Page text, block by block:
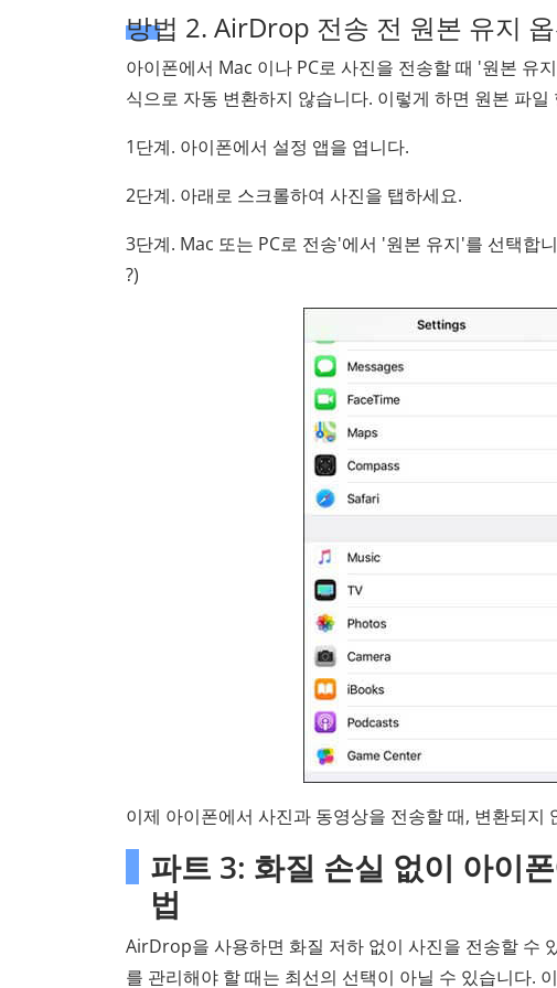
방법 2. AirDrop 전송 전 원본 유지
아이폰에서 Mac 이나 PC로 사진을 전송할 때 '원본 유
식으로 자동 변환하지 않습니다. 이렇게 하면 원본 파
1단계. 아이폰에서 설정 앱을 엽니다.
2단계. 아래로 스크롤하여 사진을 탭하세요.
3단계. Mac 또는 PC로 전송'에서 '원본 유지'를 선택합
?)
이제 아이폰에서 사진과 동영상을 전송할 때, 변환되지
파트 3: 화질 손실 없이 아이
법
AirDrop을 사용하면 화질 저하 없이 사진을 전송할 수
를 관리해야 할 때는 최선의 선택이 아닐 수 있습니다.